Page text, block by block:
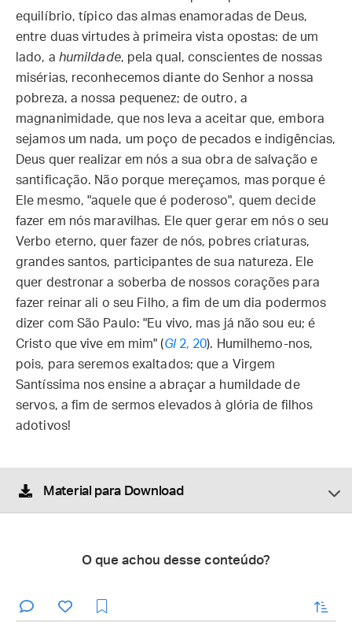
equilíbrio, típico das almas enamoradas de Deus,
entre duas virtudes à primeira vista opostas: de um
lado, a humildade, pela qual, conscientes de nossas
misérias, reconhecemos diante do Senhor a nossa
pobreza, a nossa pequenez; de outro, a
magnanimidade, que nos leva a aceitar que, embora
sejamos um nada, um poço de pecados e indigências,
Deus quer realizar em nós a sua obra de salvação e
santificação. Não porque mereçamos, mas porque é
Ele mesmo, "aquele que é poderoso", quem decide
fazer em nós maravilhas. Ele quer gerar em nós o seu
Verbo eterno, quer fazer de nós, pobres criaturas,
grandes santos, participantes de sua natureza. Ele
quer destronar a soberba de nossos corações para
fazer reinar ali o seu Filho, a fim de um dia podermos
dizer com São Paulo: "Eu vivo, mas já não sou eu; é
Cristo que vive em mim" (Gl2, 20). Humilhemo-nos,
pois, para seremos exaltados; que a Virgem
Santíssima nos ensine a abraçar a humildade de
servos, a fim de sermos elevados à glória de filhos
adotivos!
Material para Download
O que achou desse conteúdo?
enviar